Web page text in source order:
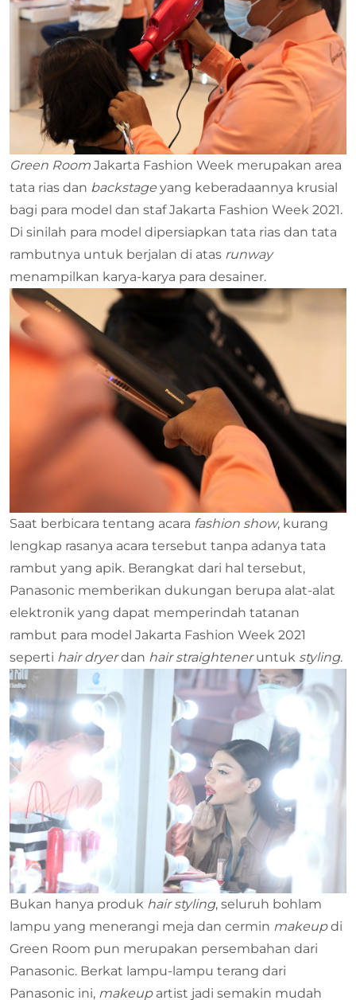
Green Room Jakarta Fashion Week merupakan area
tata rias dan backstage yang keberadaannya krusial
bagi para model dan staf Jakarta Fashion Week 2021.
Di sinilah para model dipersiapkan tata rias dan tata
rambutnya untuk berjalan di atas runway
menampilkan karya-karya para desainer.
Saat berbicara tentang acara fashion show, kurang
lengkap rasanya acara tersebut tanpa adanya tata
rambut yang apik. Berangkat dari hal tersebut,
Panasonic memberikan dukungan berupa alat-alat
elektronik yang dapat memperindah tatanan
rambut para model Jakarta Fashion Week 2021
seperti hair dryerdan hair straighteneruntuk styling.
Bukan hanya produk hair styling, seluruh bohlam
lampu yang menerangi meja dan cermin makeupdi
Green Room pun merupakan persembahan dari
Panasonic. Berkat lampu-lampu terang dari
Panasonic ini, makeupartist jadi semakin mudah